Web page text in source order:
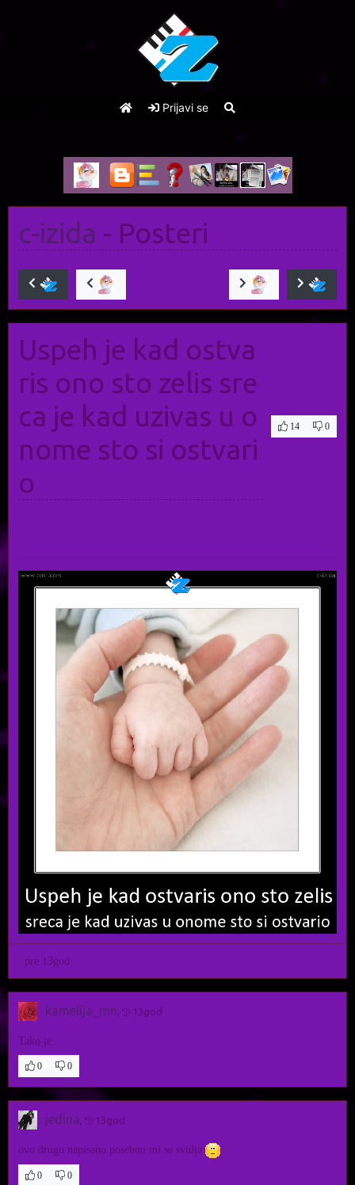
Prijavi se
c-izida - Posteri
Uspeh je kad ostva
ris ono sto zelis sre
ca je kad uzivas u o
nome sto si ostvari
o
14 0
pre 13god
kamelija_mn, 13god
Tako je..
0 0
jedina, 13god
ovo drugo napisano posebno mi se svidja
0 0